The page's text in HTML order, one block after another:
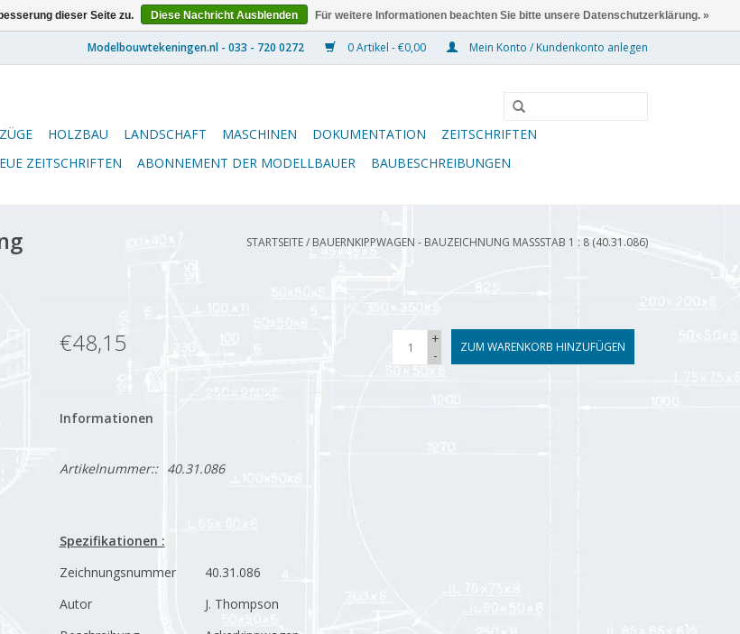
0 Artikel - €0,00 Mein Konto / Kundenkonto anlegen
ZÜGE HOLZBAU LANDSCHAFT MASCHINEN DOKUMENTATION
ZEITSCHRIFTEN
ZEITSCHRIFTEN ABONNEMENT DER MODELLBAUER BAUBESCHREIBUNGEN
STARTSEITE/ BAUERNKIPPWAGEN - BAUZEICHNUNG MASSSTAB 1 : 8 (40.31.086)
€48,15
+
-
ZUM WARENKORB HINZUFÜGEN
Informationen
Artikelnummer:: 40.31.086
Spezifikationen :
Zeichnungsnummer
40.31.086
Autor
J. Thompson
dieser Seite zu. Diese Nachricht Ausblenden Für weitere Informationen beachten Sie bitte unsere Datenschutzerklärung. »